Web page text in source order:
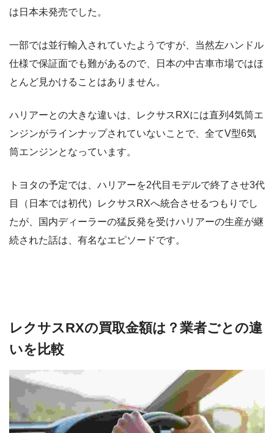
は日本未発売でした。
一部では並行輸入されていたようですが、当然左ハンドル
仕様で保証面でも難があるので、日本の中古車市場ではほ
とんど見かけることはありません。
ハリアーとの大きな違いは、レクサスRXには直列4気筒エ
ンジンがラインナップされていないことで、全てV型6気
筒エンジンとなっています。
トヨタの予定では、ハリアーを2代目モデルで終了させ3代
目（日本では初代）レクサスRXへ統合させるつもりでし
たが、国内ディーラーの猛反発を受けハリアーの生産が継
続された話は、有名なエピソードです。
レクサスRXの買取金額は？業者ごとの違
いを比較